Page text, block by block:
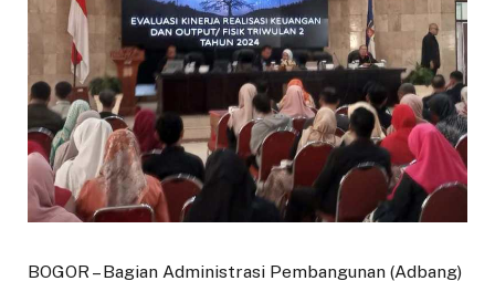
BOGOR – Bagian Administrasi Pembangunan (Adbang)